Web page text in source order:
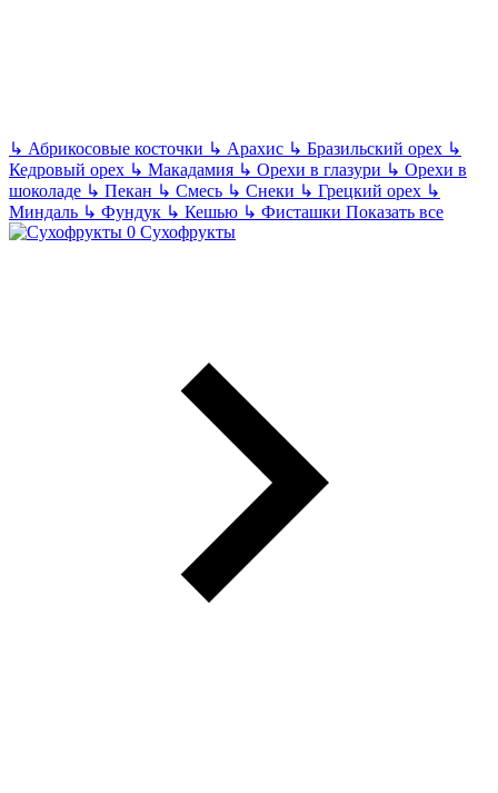
↳ Абрикосовые косточки ↳ Арахис ↳ Бразильский орех ↳
Кедровый орех ↳ Макадамия ↳ Орехи в глазури ↳ Орехи в
шоколаде ↳ Пекан ↳ Смесь ↳ Снеки ↳ Грецкий орех ↳
Миндаль ↳ Фундук ↳ Кешью ↳ Фисташки Показать все
Сухофрукты